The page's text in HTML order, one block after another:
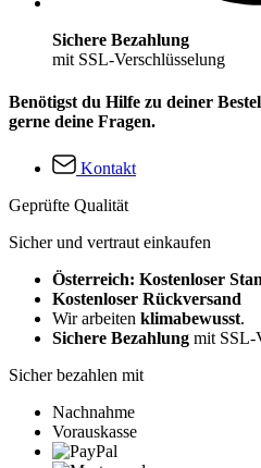
Sichere Bezahlung
mit SSL-Verschlüsselung
Benötigst du Hilfe zu deiner
gerne deine Fragen.
Kontakt
Geprüfte Qualität
Sicher und vertraut einkaufen
Österreich: Kostenloser
Kostenloser Rückversand
Wir arbeiten klimabewusst.
Sichere Bezahlung mit SSL-
Sicher bezahlen mit
Nachnahme
Vorauskasse